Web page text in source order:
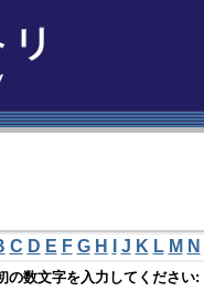
C D E F G H J K L M N
の数文字を入力してください: